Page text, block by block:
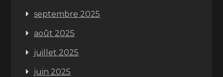
septembre 2025
août 2025
juillet 2025
juin 2025